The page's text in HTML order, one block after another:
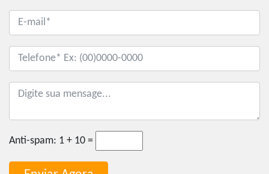
Anti-spam: 1 + 10 =